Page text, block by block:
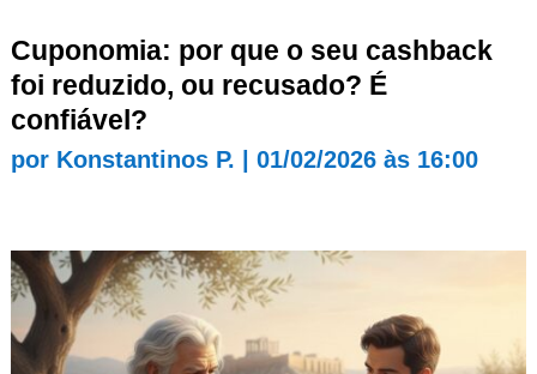
Cuponomia: por que o seu cashback
foi reduzido, ou recusado? É
confiável?
por Konstantinos P. 01/02/2026 às 16:00